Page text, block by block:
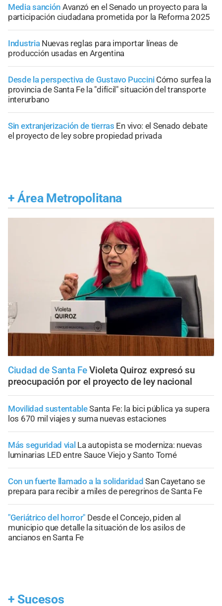
Media sanción Avanzó en el Senado un proyecto para la
participación ciudadana prometida por la Reforma 2025
Industria Nuevas reglas para importar líneas de
producción usadas en Argentina
Desde la perspectiva de Gustavo Puccini Cómo surfea la
provincia de Santa Fe la "difícil" situación del transporte
interurbano
Sin extranjerización de tierras En vivo: el Senado debate
el proyecto de ley sobre propiedad privada
+ Área Metropolitana
Ciudad de Santa Fe Violeta Quiroz expresó su
preocupación por el proyecto de ley nacional
Movilidad sustentableSanta Fe: la bici pública ya supera
los 670 mil viajes y suma nuevas estaciones
Más seguridad vial La autopista se moderniza: nuevas
luminarias LED entre Sauce Viejo y Santo Tomé
Con un fuerte llamado a la solidaridad San Cayetano se
prepara para recibir a miles de peregrinos de Santa Fe
"Geriátrico del horror" Desde el Concejo, piden al
municipio que detalle la situación de los asilos de
ancianos en Santa Fe
+ Sucesos